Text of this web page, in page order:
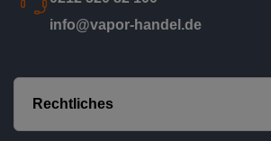
info@vapor-handel.de
Rechtliches